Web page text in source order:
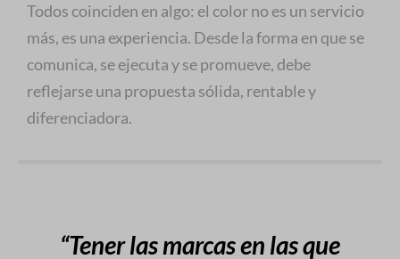
Todos coinciden en algo: el color no es un servicio
más, es una experiencia. Desde la forma en que se
comunica, se ejecuta y se promueve, debe
reflejarse una propuesta sólida, rentable y
diferenciadora.
“Tener las marcas en las que